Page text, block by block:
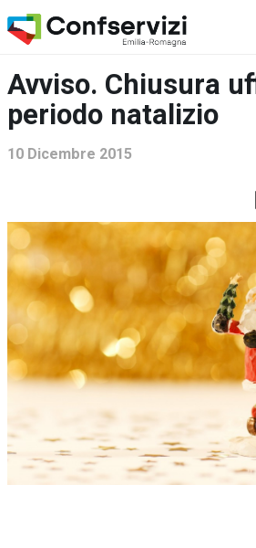
Avviso. Chiusura
periodo natalizio
10 Dicembre 2015